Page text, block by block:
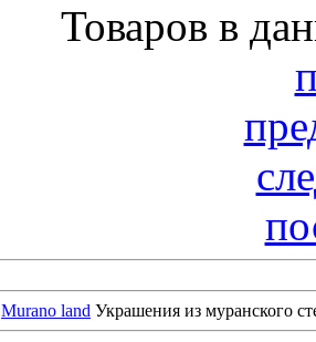
Товаров в
Murano land Украшения из муранского